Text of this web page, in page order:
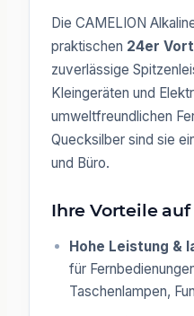
Die CAMELION
praktischen 24er
zuverlässige
Kleingeräten und
umweltfreundlichen
Quecksilber sind sie
und Büro.
Ihre Vorteile
Hohe Leistung &
für
Taschenlampen,